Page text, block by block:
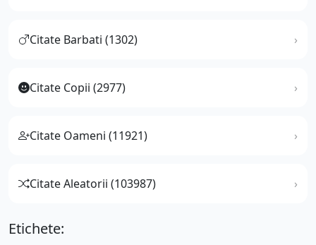
Citate Barbati (1302)
Citate Copii (2977)
Citate Oameni (11921)
Citate Aleatorii (103987)
Etichete: